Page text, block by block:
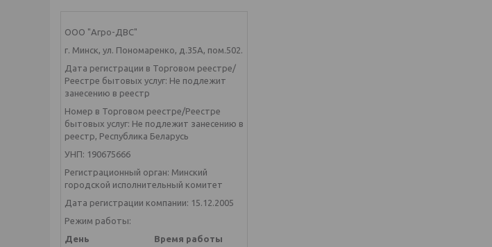
ООО "Агро-ДВС"
г. Минск, ул. Пономаренко, д.35А, пом.502.
Дата регистрации в Торговом реестре/
Реестре бытовых услуг: Не подлежит
занесению в реестр
Номер в Торговом реестре/Реестре
бытовых услуг: Не подлежит занесению в
реестр, Республика Беларусь
УНП: 190675666
Регистрационный орган: Минский
городской исполнительный комитет
Дата регистрации компании: 15.12.2005
Режим работы:
День
Время работы